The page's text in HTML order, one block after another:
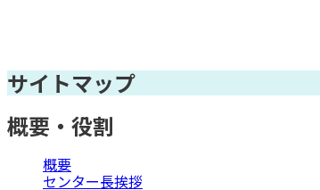
サイトマップ
概要・役割
概要
センター長挨拶